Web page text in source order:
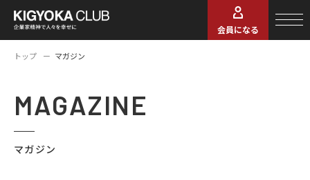
会員になる
トップ マガジン
MAGAZINE
マガジン